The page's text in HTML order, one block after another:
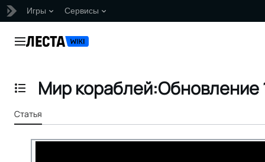
Игры Сервисы
Главное меню
Отобразить/Скрыть содержание
Мир кораблей:Обновление
Статья